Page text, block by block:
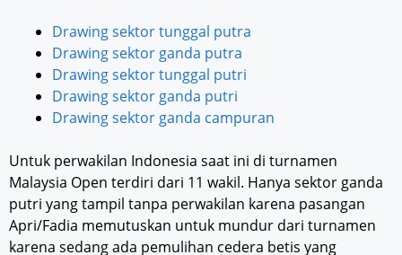
Drawing sektor tunggal putra
Drawing sektor ganda putra
Drawing sektor tunggal putri
Drawing sektor ganda putri
Drawing sektor ganda campuran
Untuk perwakilan Indonesia saat ini di turnamen
Malaysia Open terdiri dari 11 wakil. Hanya sektor ganda
putri yang tampil tanpa perwakilan karena pasangan
Apri/Fadia memutuskan untuk mundur dari turnamen
karena sedang ada pemulihan cedera betis yang